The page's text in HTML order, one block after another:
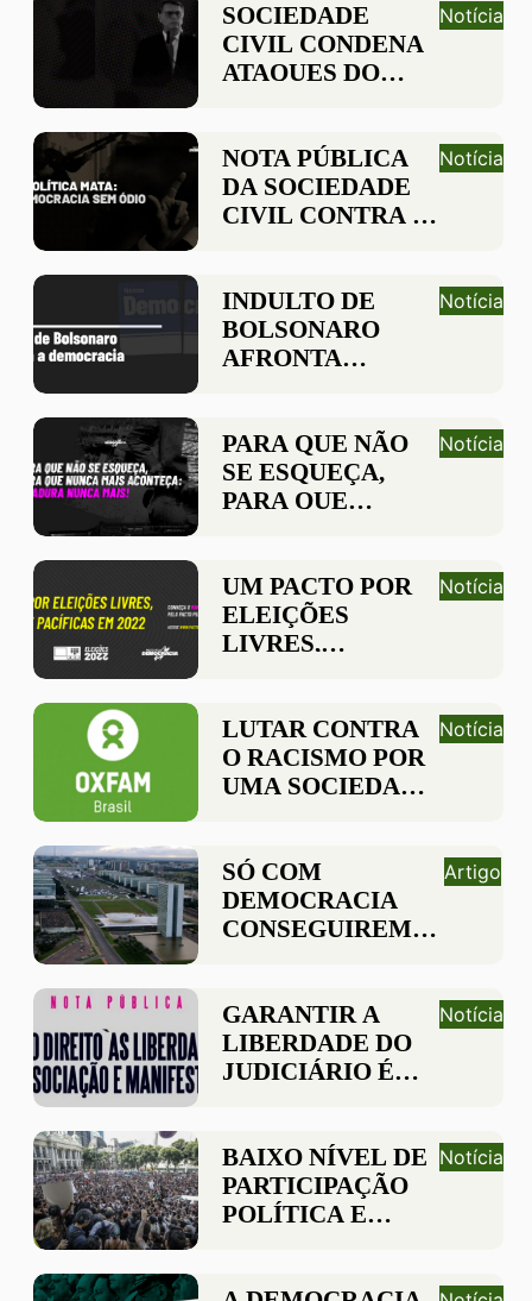
SOCIEDADE
CIVIL CONDENA
ATAQUES DO
SISTEMA
ELEITORAL
BRASILEIRO
Notícia
NOTA PÚBLICA
DA SOCIEDADE
CIVIL CONTRA A
Notícia
INDULTO DE
BOLSONARO
AFRONTA
Notícia
PARA QUE NÃO
SE ESQUEÇA,
PARA QUE
DITADURA
NUNCA MAIS
Notícia
UM PACTO POR
ELEIÇÕES
LIVRES,
2022
Notícia
LUTAR CONTRA
O RACISMO POR
UMA SOCIEDADE
Notícia
SÓ COM
DEMOCRACIA
CONSEGUIREMOS
Artigo
GARANTIR A
LIBERDADE DO
JUDICIÁRIO É
DEMOCRÁTICO
DE DIREITO
Notícia
BAIXO NÍVEL DE
PARTICIPAÇÃO
POLÍTICA E
Notícia